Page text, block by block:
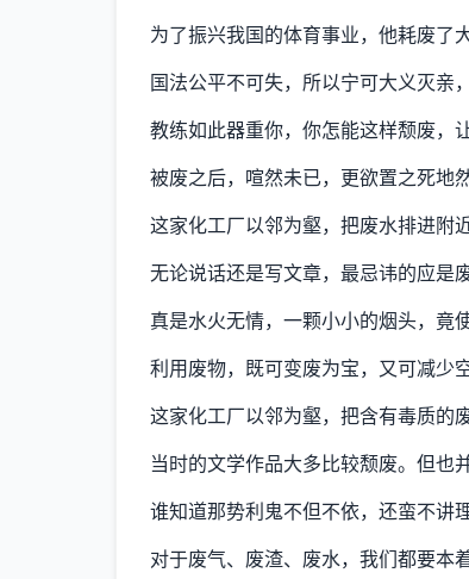
为了振兴我国的体育事业，他耗废了
国法公平不可失，所以宁可大义灭亲
教练如此器重你，你怎能这样颓废，
被废之后，喧然未已，更欲置之死地
这家化工厂以邻为壑，把废水排进附
无论说话还是写文章，最忌讳的应是
真是水火无情，一颗小小的烟头，竟
利用废物，既可变废为宝，又可减少
这家化工厂以邻为壑，把含有毒质的
当时的文学作品大多比较颓废。但也
谁知道那势利鬼不但不依，还蛮不讲
对于废气、废渣、废水，我们都要本